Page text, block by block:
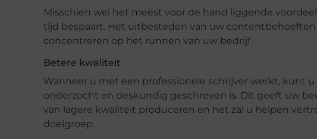
Misschien wel het meest voor de hand liggende
tijd bespaart. Het uitbesteden van uw
concentreren op het runnen van uw bedrijf.
Betere kwaliteit
Wanneer u met een professionele schrijver werkt, kunt u
onderzocht en deskundig geschreven is. Dit geeft uw
van lagere kwaliteit produceren en het zal u helpen
doelgroep.